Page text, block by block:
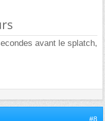
avant le splatch,
#8